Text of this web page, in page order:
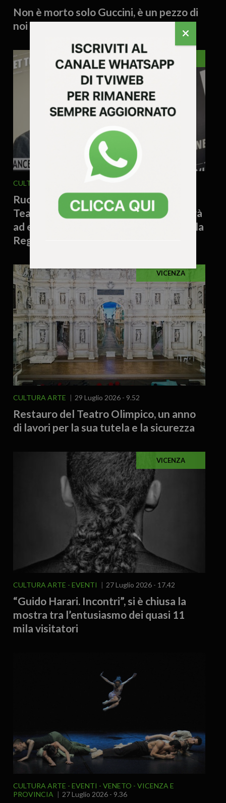
Non è morto solo Guccini, è un pezzo di
noi che se ne va
VICENZA
CULTURA ARTE
Rucco: “Quasi 2 milioni di euro per il
Teatro Olimpico. Vicenza è e continuerà
ad essere al centro dell’attenzione della
Regione Veneto”
VICENZA
CULTURA ARTE 29 Luglio 2026 - 9.52
Restauro del Teatro Olimpico, un anno
di lavori per la sua tutela e la sicurezza
VICENZA
CULTURA ARTE EVENTI 27 Luglio 2026 - 17.42
“Guido Harari. Incontri”, si è chiusa la
mostra tra l’entusiasmo dei quasi 11
mila visitatori
CULTURA ARTE EVENTI VENETO
VICENZA E
PROVINCIA
27 Luglio 2026 - 9.36